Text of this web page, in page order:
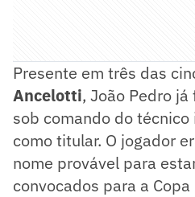
Presente em três das
Ancelotti, João Pedro
sob comando do
como titular. O jogador
nome provável para
convocados para a